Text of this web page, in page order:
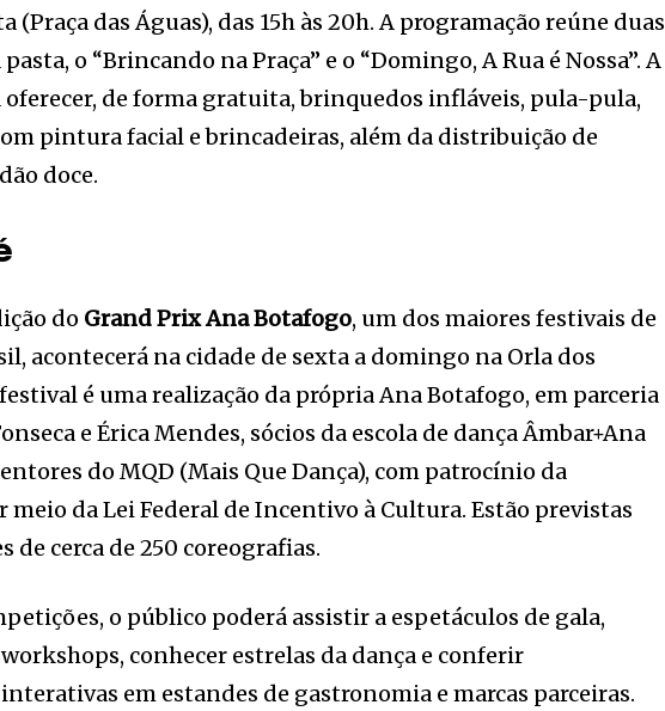
(Praça das Águas), das 15h às 20h. A programação reúne duas
o “Brincando na Praça” e o “Domingo, A Rua é Nossa”. A
de forma gratuita, brinquedos infláveis, pula-pula,
pintura facial e brincadeiras, além da distribuição de
doce.
do Grand Prix Ana Botafogo, um dos maiores festivais de
acontecerá na cidade de sexta a domingo na Orla dos
é uma realização da própria Ana Botafogo, em parceria
e Érica Mendes, sócios da escola de dança Âmbar+Ana
do MQD (Mais Que Dança), com patrocínio da
meio da Lei Federal de Incentivo à Cultura. Estão previstas
de cerca de 250 coreografias.
o público poderá assistir a espetáculos de gala,
conhecer estrelas da dança e conferir
em estandes de gastronomia e marcas parceiras.